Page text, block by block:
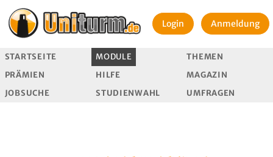
Login Anmeldung
STARTSEITE MODULE
THEMEN
PRÄMIEN
HILFE
MAGAZIN
JOBSUCHE
STUDIENWAHL UMFRAGEN